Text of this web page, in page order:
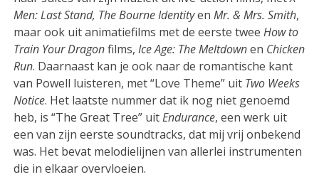
Men: Last Stand, The Bourne IdentityenMr. & Mrs. Smith,
maar ook uit animatiefilms met de eerste tweeHow to
Train Your Dragonfilms,Ice Age: The Meltdownen Chicken
Run. Daarnaast kan je ook naar de romantische kant
van Powell luisteren, met “Love Theme” uit Two Weeks
Notice. Het laatste nummer dat ik nog niet genoemd
heb, is “The Great Tree” uitEndurance, een werk uit
een van zijn eerste soundtracks, dat mij vrij onbekend
was. Het bevat melodielijnen van allerlei instrumenten
die in elkaar overvloeien.